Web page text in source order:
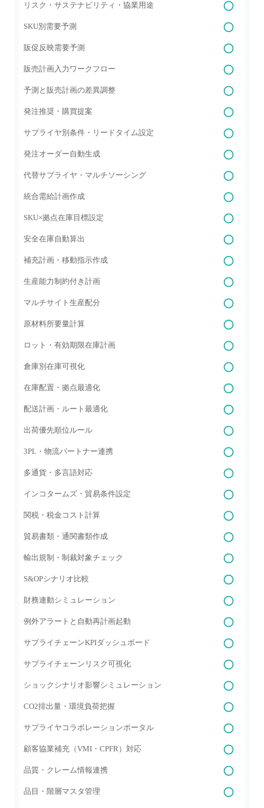
リスク・サステナビリティ・協業用途
SKU別需要予測
販促反映需要予測
販売計画入力ワークフロー
予測と販売計画の差異調整
発注推奨・購買提案
サプライヤ別条件・リードタイム設定
発注オーダー自動生成
代替サプライヤ・マルチソーシング
統合需給計画作成
SKU×拠点在庫目標設定
安全在庫自動算出
補充計画・移動指示作成
生産能力制約付き計画
マルチサイト生産配分
原材料所要量計算
ロット・有効期限在庫計画
倉庫別在庫可視化
在庫配置・拠点最適化
配送計画・ルート最適化
出荷優先順位ルール
3PL・物流パートナー連携
多通貨・多言語対応
インコタームズ・貿易条件設定
関税・税金コスト計算
貿易書類・通関書類作成
輸出規制・制裁対象チェック
S&OPシナリオ比較
財務連動シミュレーション
例外アラートと自動再計画起動
サプライチェーンKPIダッシュボード
サプライチェーンリスク可視化
ショックシナリオ影響シミュレーション
CO2排出量・環境負荷把握
サプライヤコラボレーションポータル
顧客協業補充（VMI・CPFR）対応
品質・クレーム情報連携
品目・階層マスタ管理